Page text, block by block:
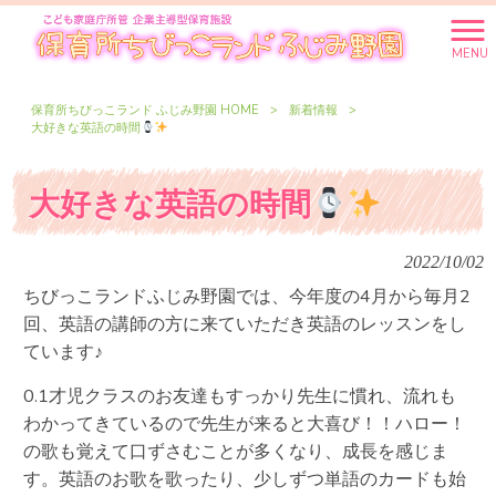
MENU
保育所ちびっこランド ふじみ野園 HOME > 新着情報
>
大好きな英語の時間
大好きな英語の時間
2022/10/02
ちびっこランドふじみ野園では、今年度の4月から毎月2
回、英語の講師の方に来ていただき英語のレッスンをし
ています♪
0.1才児クラスのお友達もすっかり先生に慣れ、流れも
わかってきているので先生が来ると大喜び！！ハロー！
の歌も覚えて口ずさむことが多くなり、成長を感じま
す。英語のお歌を歌ったり、少しずつ単語のカードも始